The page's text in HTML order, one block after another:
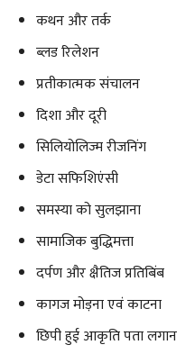
कथन और तर्क
ब्लड रिलेशन
प्रतीकात्मक संचालन
दिशा और दूरी
सिलियोलिज्म रीजनिंग
डेटा सफिशिएंसी
समस्या को सुलझाना
सामाजिक बुद्धिमत्ता
दर्पण और क्षैतिज प्रतिबिंब
कागज मोड़ना एवं काटना
छिपी हुई आकृति पता लगान